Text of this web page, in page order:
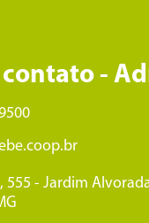
-
555 - Jardim